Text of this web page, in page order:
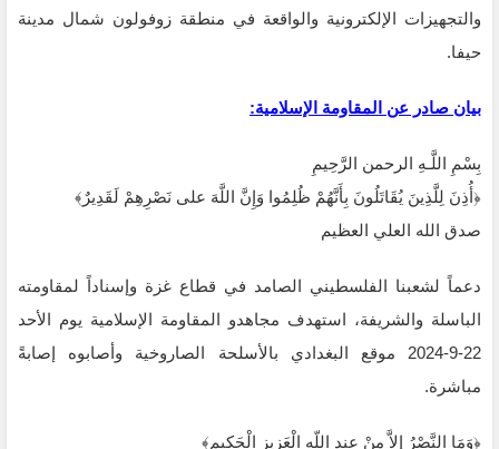
والتجهيزات الإلكترونية والواقعة في منطقة زوفولون شمال ‏مدينة
حيفا.
بيان صادر عن المقاومة الإسلامية:‏
بِسْمِ اللَّـهِ الرحمن الرَّحِيمِ
‏﴿أُذِنَ لِلَّذِينَ يُقَاتَلُونَ بِأَنَّهُمْ ظُلِمُوا وَإِنَّ اللَّهَ على نَصْرِهِمْ لَقَدِيرٌ﴾‏
صدق الله العلي العظيم
دعماً لشعبنا الفلسطيني الصامد في قطاع غزة وإسناداً لمقاومته
الباسلة ‌‏‌‏‌والشريفة،‎ ‎استهدف مجاهدو ‏المقاومة الإسلامية يوم الأحد
22-9-2024 موقع البغدادي بالأسلحة الصاروخية وأصابوه إصابةً
‏مباشرة.‏
‏﴿وَمَا النَّصْرُ إِلاَّ مِنْ عِندِ اللّهِ الْعَزِيزِ الْحَكِيم﴾‏